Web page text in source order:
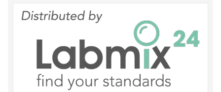
Referenzstandards für die Umweltanalytik
Referenzstandards für physikalische Eigenschaften
Organische Referenzstandards
Anorganische Referenzstandards
Laborvergleichsuntersuchungen (LVU/PT)